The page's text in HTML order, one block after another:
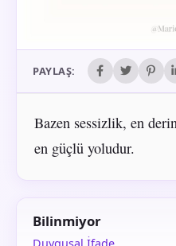
PAYLAŞ:
Bazen sessizlik, en
en güçlü yoludur.
Bilinmiyor